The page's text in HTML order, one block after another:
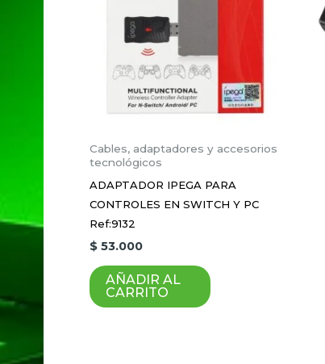
Tu valoración
Guardar mi nombre, correo
Cables, adaptadores y accesorios
tecnológicos
ADAPTADOR IPEGA PARA
CONTROLES EN SWITCH Y PC
Ref:9132
$ 53.000
AÑADIR AL
CARRITO